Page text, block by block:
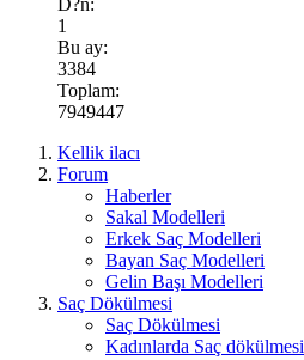
1
Bu ay:
3384
Toplam:
7949447
Kellik ilacı
Forum
Haberler
Sakal Modelleri
Erkek Saç Modelleri
Bayan Saç Modelleri
Gelin Başı Modelleri
Saç Dökülmesi
Saç Dökülmesi
Kadınlarda Saç dökülmesi